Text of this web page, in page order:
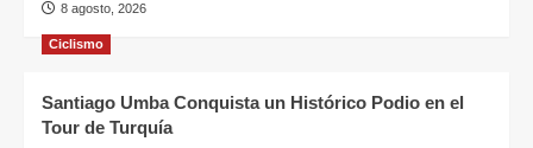
8 agosto, 2026
Ciclismo
Santiago Umba Conquista un Histórico Podio en el
Tour de Turquía